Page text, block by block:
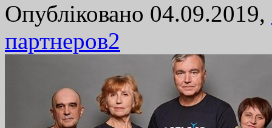
Опубліковано 04.09.2019,
партнеров2